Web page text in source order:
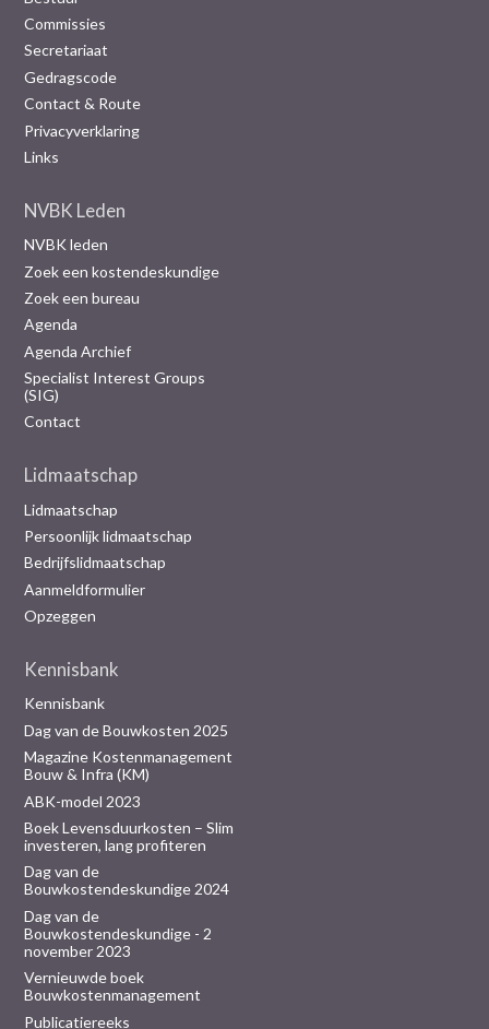
Commissies
Secretariaat
Gedragscode
Contact & Route
Privacyverklaring
Links
NVBK Leden
NVBK leden
Zoek een kostendeskundige
Zoek een bureau
Agenda
Agenda Archief
Specialist Interest Groups
(SIG)
Contact
Lidmaatschap
Lidmaatschap
Persoonlijk lidmaatschap
Bedrijfslidmaatschap
Aanmeldformulier
Opzeggen
Kennisbank
Kennisbank
Dag van de Bouwkosten 2025
Magazine Kostenmanagement
Bouw & Infra (KM)
ABK-model 2023
Boek Levensduurkosten – Slim
investeren, lang profiteren
Dag van de
Bouwkostendeskundige 2024
Dag van de
Bouwkostendeskundige - 2
november 2023
Vernieuwde boek
Bouwkostenmanagement
Publicatiereeks